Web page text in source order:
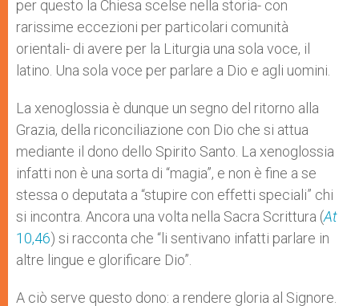
per questo la Chiesa scelse nella storia- con
rarissime eccezioni per particolari comunità
orientali- di avere per la Liturgia una sola voce, il
latino. Una sola voce per parlare a Dio e agli uomini.
La xenoglossia è dunque un segno del ritorno alla
Grazia, della riconciliazione con Dio che si attua
mediante il dono dello Spirito Santo. La xenoglossia
infatti non è una sorta di “magia”, e non è fine a se
stessa o deputata a “stupire con effetti speciali” chi
si incontra. Ancora una volta nella Sacra Scrittura (At
10,46) si racconta che “li sentivano infatti parlare in
altre lingue e glorificare Dio”.
A ciò serve questo dono: a rendere gloria al Signore.